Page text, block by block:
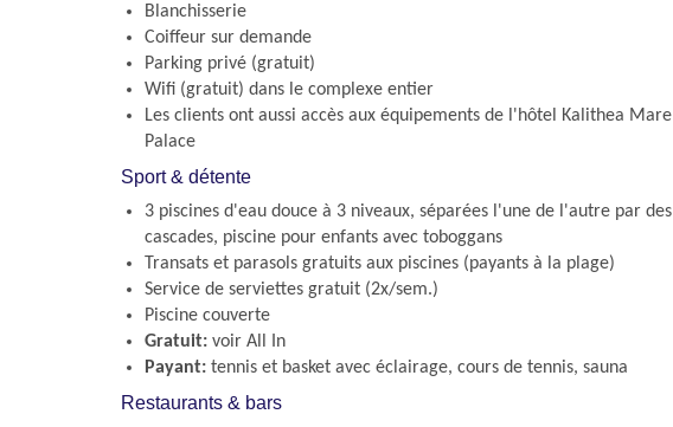
Blanchisserie
Coiffeur sur demande
Parking privé (gratuit)
Wifi (gratuit) dans le complexe entier
Les clients ont aussi accès aux équipements de l'hôtel Kalithea Mare
Palace
Sport & détente
3 piscines d'eau douce à 3 niveaux, séparées l'une de l'autre par des
cascades, piscine pour enfants avec toboggans
Transats et parasols gratuits aux piscines (payants à la plage)
Service de serviettes gratuit (2x/sem.)
Piscine couverte
Gratuit: voir All In
Payant: tennis et basket avec éclairage, cours de tennis, sauna
Restaurants & bars